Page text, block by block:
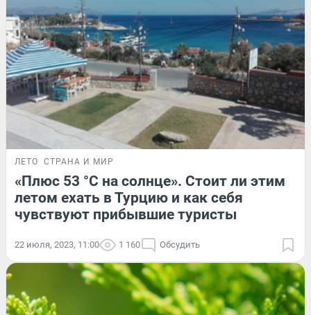
ЛЕТО СТРАНА И МИР
«Плюс 53 °C на солнце». Стоит ли этим
летом ехать в Турцию и как себя
чувствуют прибывшие туристы
22 июля, 2023, 11:00 1 160 Обсудить